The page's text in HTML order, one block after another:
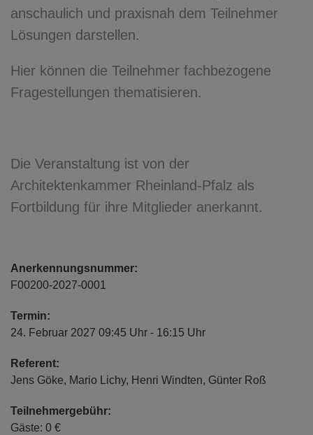
anschaulich und praxisnah dem Teilnehmer
Lösungen darstellen.
Hier können die Teilnehmer fachbezogene
Fragestellungen thematisieren.
Die Veranstaltung ist von der
Architektenkammer Rheinland-Pfalz als
Fortbildung für ihre Mitglieder anerkannt.
Anerkennungsnummer:
F00200-2027-0001
Termin:
24. Februar 2027 09:45 Uhr - 16:15 Uhr
Referent:
Jens Göke, Mario Lichy, Henri Windten, Günter Roß
Teilnehmergebühr:
Gäste: 0 €